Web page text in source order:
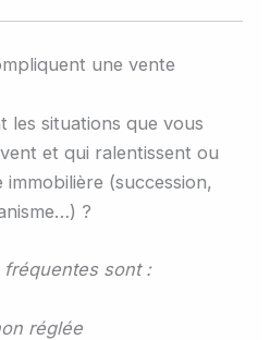
une vente
les situations que vous
et qui ralentissent ou
(succession,
?
sont :
réglée